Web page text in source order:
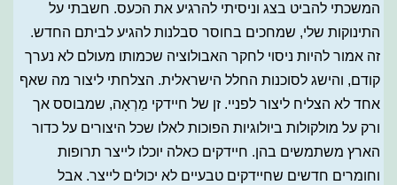
המשכתי להביט בצג וניסיתי להרגיע את הכעס. חשבתי על
התינוקות שלי, שמחכים בחוסר סבלנות להגיע לביתם החדש.
זה אמור להיות ניסוי לחקר האבולוציה שכמותו מעולם לא נערך
קודם, והישג לסוכנות החלל הישראלית. הצלחתי ליצור מה שאף
אחד לא הצליח ליצור לפניי. זן של חיידקי מַרְאָה, שמבוסס אך
ורק על מולקולות ביולוגיות הפוכות לאלו שכל היצורים על כדור
הארץ משתמשים בהן. חיידקים כאלה יוכלו לייצר תרופות
וחומרים חדשים שחיידקים טבעיים לא יכולים לייצר. אבל